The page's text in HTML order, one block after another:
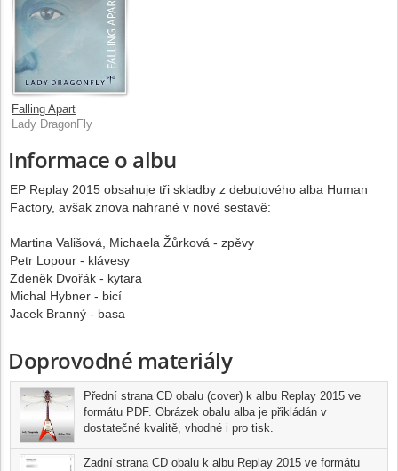
Falling Apart
Lady DragonFly
Informace o albu
EP Replay 2015 obsahuje tři skladby z debutového alba Human
Factory, avšak znova nahrané v nové sestavě:
Martina Vališová, Michaela Žůrková - zpěvy
Petr Lopour - klávesy
Zdeněk Dvořák - kytara
Michal Hybner - bicí
Jacek Branný - basa
Doprovodné materiály
Přední strana CD obalu (cover) k albu Replay 2015 ve
formátu PDF. Obrázek obalu alba je přikládán v
dostatečné kvalitě, vhodné i pro tisk.
Zadní strana CD obalu k albu Replay 2015 ve formátu